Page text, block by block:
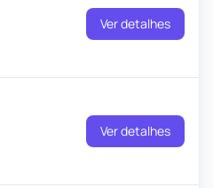
Ver detalhes
Ver detalhes